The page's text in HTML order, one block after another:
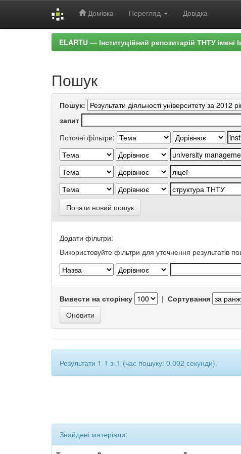
Домівка Перегляд Довідка
ELARTU — Інституційний репозитарій ТНТУ імені
Пошук
Пошук:
запит
Поточні фільтри:
Почати новий пошук
Додати фільтри:
Використовуйте фільтри для уточнення результатів
Вивести на сторінку | Сортування
Результати 1-1 зі 1 (час пошуку: 0.002 секунди).
Знайдені матеріали: